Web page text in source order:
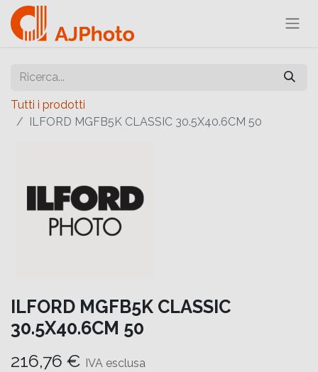
Tutti i prodotti
ILFORD MGFB5K CLASSIC 30.5X40.6CM 50
ILFORD MGFB5K CLASSIC
30.5X40.6CM 50
216,76 € IVA esclusa